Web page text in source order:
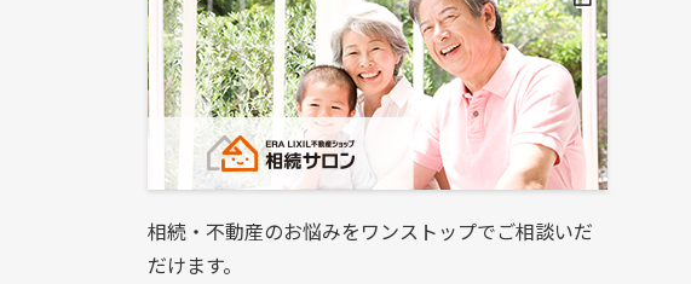
相続・不動産のお悩みをワンストップでご相談いだ
だけます。